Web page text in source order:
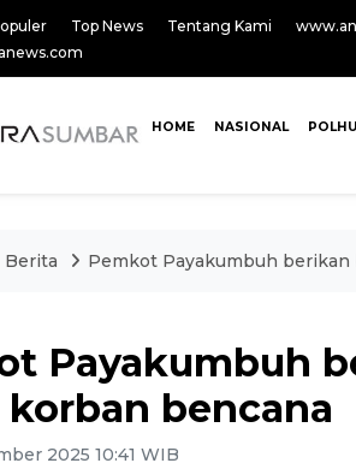
Top News Tentang Kami
HOME NASIONAL
Berita Pemkot Payakumbuh
Payakumbuh
bencana
2025 10:41 WIB